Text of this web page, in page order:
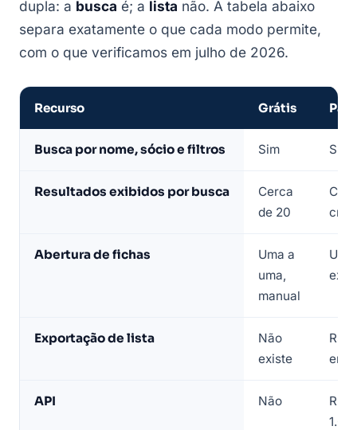
dupla: a busca é; a lista não. A tabela abaixo
separa exatamente o que cada modo permite,
com o que verificamos em julho de 2026.
entre
plano
dos
Recurso Grátis
Busca por nome, sócio e filtros Sim Sim
Resultados exibidos por busca
Cerca
de 20
Abertura de fichas
Uma a
uma,
manual
Exportação de lista
Não
existe
R$
em
API Não